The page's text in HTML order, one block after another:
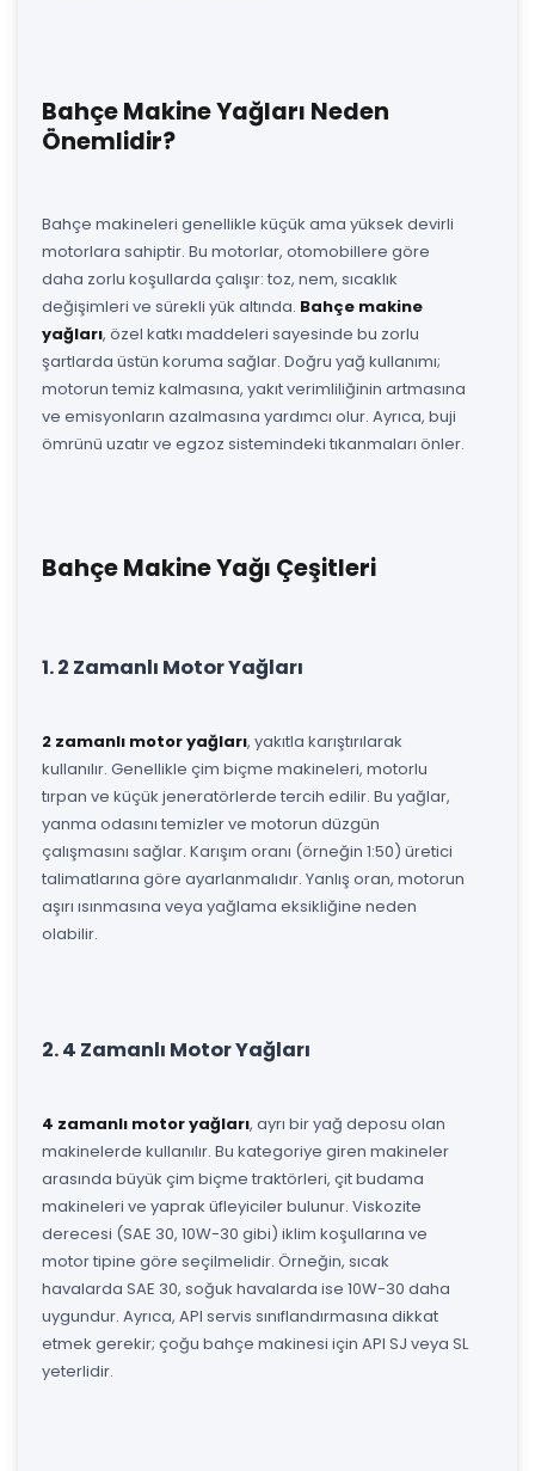
Bahçe Makine Yağları Neden
Önemlidir?
Bahçe makineleri genellikle küçük ama yüksek devirli
motorlara sahiptir. Bu motorlar, otomobillere göre
daha zorlu koşullarda çalışır: toz, nem, sıcaklık
değişimleri ve sürekli yük altında. Bahçe makine
yağları, özel katkı maddeleri sayesinde bu zorlu
şartlarda üstün koruma sağlar. Doğru yağ kullanımı;
motorun temiz kalmasına, yakıt verimliliğinin artmasına
ve emisyonların azalmasına yardımcı olur. Ayrıca, buji
ömrünü uzatır ve egzoz sistemindeki tıkanmaları önler.
Bahçe Makine Yağı Çeşitleri
1. 2 Zamanlı Motor Yağları
2 zamanlı motor yağları, yakıtla karıştırılarak
kullanılır. Genellikle çim biçme makineleri, motorlu
tırpan ve küçük jeneratörlerde tercih edilir. Bu yağlar,
yanma odasını temizler ve motorun düzgün
çalışmasını sağlar. Karışım oranı (örneğin 1:50) üretici
talimatlarına göre ayarlanmalıdır. Yanlış oran, motorun
aşırı ısınmasına veya yağlama eksikliğine neden
olabilir.
2. 4 Zamanlı Motor Yağları
4 zamanlı motor yağları, ayrı bir yağ deposu olan
makinelerde kullanılır. Bu kategoriye giren makineler
arasında büyük çim biçme traktörleri, çit budama
makineleri ve yaprak üfleyiciler bulunur. Viskozite
derecesi (SAE 30, 10W-30 gibi) iklim koşullarına ve
motor tipine göre seçilmelidir. Örneğin, sıcak
havalarda SAE 30, soğuk havalarda ise 10W-30 daha
uygundur. Ayrıca, API servis sınıflandırmasına dikkat
etmek gerekir; çoğu bahçe makinesi için API SJ veya SL
yeterlidir.